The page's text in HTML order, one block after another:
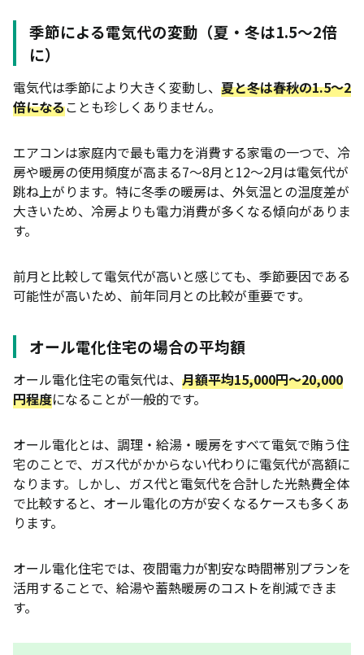
季節による電気代の変動（夏・冬は1.5〜2倍
に）
電気代は季節により大きく変動し、 夏と冬は春秋の1.5〜2
倍になることも珍しくありません。
エアコンは家庭内で最も電力を消費する家電の一つで、冷
房や暖房の使用頻度が高まる7〜8月と12〜2月は電気代が
跳ね上がります。特に冬季の暖房は、外気温との温度差が
大きいため、冷房よりも電力消費が多くなる傾向がありま
す。
前月と比較して電気代が高いと感じても、季節要因である
可能性が高いため、前年同月との比較が重要です。
オール電化住宅の場合の平均額
オール電化住宅の電気代は、 月額平均15,000円〜20,000
円程度になることが一般的です。
オール電化とは、調理・給湯・暖房をすべて電気で賄う住
宅のことで、ガス代がかからない代わりに電気代が高額に
なります。しかし、ガス代と電気代を合計した光熱費全体
で比較すると、オール電化の方が安くなるケースも多くあ
ります。
オール電化住宅では、夜間電力が割安な時間帯別プランを
活用することで、給湯や蓄熱暖房のコストを削減できま
す。